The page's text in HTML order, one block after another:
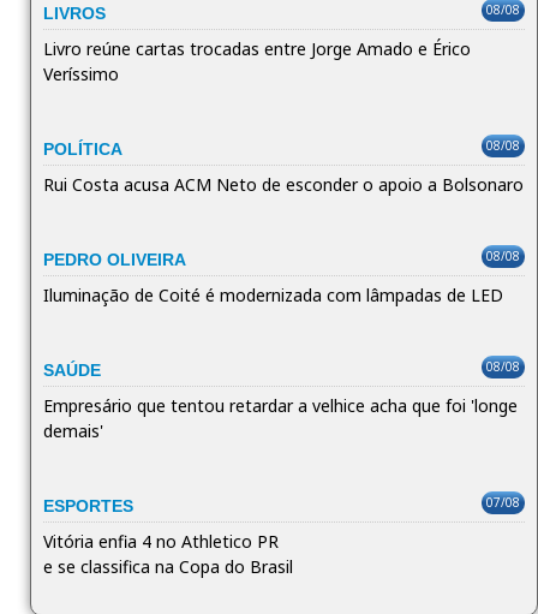
LIVROS 08/08
Livro reúne cartas trocadas entre Jorge Amado e Érico
Veríssimo
POLÍTICA 08/08
Rui Costa acusa ACM Neto de esconder o apoio a Bolsonaro
PEDRO OLIVEIRA 08/08
Iluminação de Coité é modernizada com lâmpadas de LED
SAÚDE 08/08
Empresário que tentou retardar a velhice acha que foi 'longe
demais'
ESPORTES 07/08
Vitória enfia 4 no Athletico PR
e se classifica na Copa do Brasil